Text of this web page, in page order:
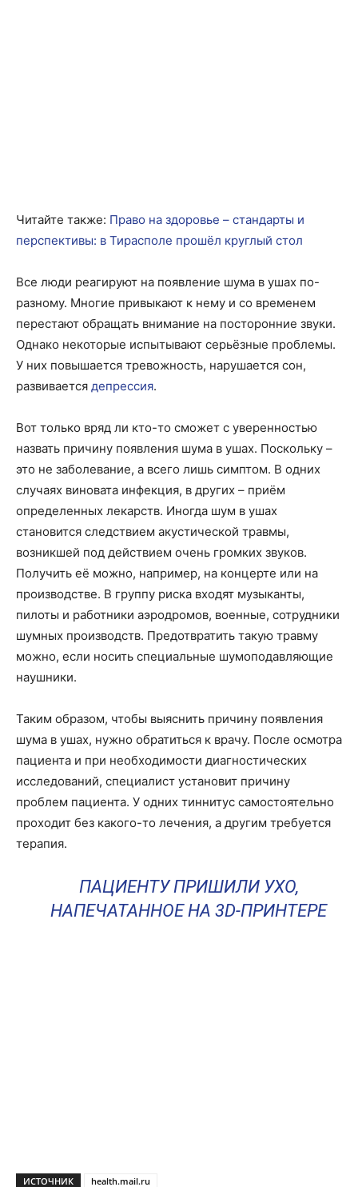
Читайте также: Право на здоровье – стандарты и
перспективы: в Тирасполе прошёл круглый стол
Все люди реагируют на появление шума в ушах по-
разному. Многие привыкают к нему и со временем
перестают обращать внимание на посторонние звуки.
Однако некоторые испытывают серьёзные проблемы.
У них повышается тревожность, нарушается сон,
развивается депрессия.
Вот только вряд ли кто-то сможет с уверенностью
назвать причину появления шума в ушах. Поскольку –
это не заболевание, а всего лишь симптом. В одних
случаях виновата инфекция, в других – приём
определенных лекарств. Иногда шум в ушах
становится следствием акустической травмы,
возникшей под действием очень громких звуков.
Получить её можно, например, на концерте или на
производстве. В группу риска входят музыканты,
пилоты и работники аэродромов, военные, сотрудники
шумных производств. Предотвратить такую травму
можно, если носить специальные шумоподавляющие
наушники.
Таким образом, чтобы выяснить причину появления
шума в ушах, нужно обратиться к врачу. После осмотра
пациента и при необходимости диагностических
исследований, специалист установит причину
проблем пациента. У одних тиннитус самостоятельно
проходит без какого-то лечения, а другим требуется
терапия.
ПАЦИЕНТУ ПРИШИЛИ УХО,
НАПЕЧАТАННОЕ НА 3D-ПРИНТЕРЕ
ИСТОЧНИК health.mail.ru